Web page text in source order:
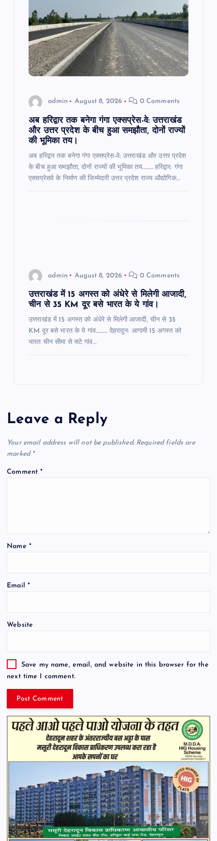
admin August 8, 2026 0 Comments
अब हरिद्वार तक बनेगा गंगा एक्सप्रेस-वे: उत्तराखंड
और उत्तर प्रदेश के बीच हुआ समझौता, दोनों राज्यों
की भूमिका तय।
अब हरिद्वार तक बनेगा गंगा एक्सप्रेस-वे: उत्तराखंड और उत्तर प्रदेश
के बीच हुआ समझौता, दोनों राज्यों की भूमिका तय……… हरिद्वार: गंगा
एक्सप्रेसवे के निर्माण की जिम्मेदारी उत्तर प्रदेश राज्य औद्योगिक…
admin August 8, 2026 0 Comments
उत्तराखंड में 15 अगस्त को अंधेरे से मिलेगी आजादी,
चीन से 35 KM दूर बसे भारत के ये गांव।
उत्तराखंड में 15 अगस्त को अंधेरे से मिलेगी आजादी, चीन से 35
KM दूर बसे भारत के ये गांव………. देहरादून: आगामी 15 अगस्त को
भारत चीन सीमा से सटे गांव…
Leave a Reply
Your email address will not be published. Required fields are
marked *
Comment*
Name *
Email *
Website
Save my name, email, and website in this browser for the
next time I comment.